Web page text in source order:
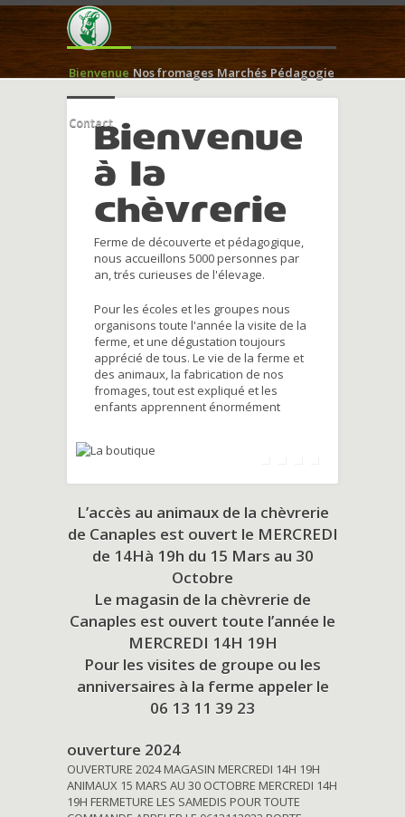
Bienvenue Nos fromages Marchés Pédagogie
ContactBienvenue
à la
chèvrerie
Ferme de découverte et pédagogique,
nous accueillons 5000 personnes par
an, trés curieuses de l'élevage.
Pour les écoles et les groupes nous
organisons toute l'année la visite de la
ferme, et une dégustation toujours
apprécié de tous. Le vie de la ferme et
des animaux, la fabrication de nos
fromages, tout est expliqué et les
enfants apprennent énormément
L’accès au animaux de la chèvrerie
de Canaples est ouvert le MERCREDI
de 14Hà 19h du 15 Mars au 30
Octobre
Le magasin de la chèvrerie de
Canaples est ouvert toute l’année le
MERCREDI 14H 19H
Pour les visites de groupe ou les
anniversaires à la ferme appeler le
06 13 11 39 23
ouverture 2024
OUVERTURE 2024 MAGASIN MERCREDI 14H 19H
ANIMAUX 15 MARS AU 30 OCTOBRE MERCREDI 14H
19H FERMETURE LES SAMEDIS POUR TOUTE